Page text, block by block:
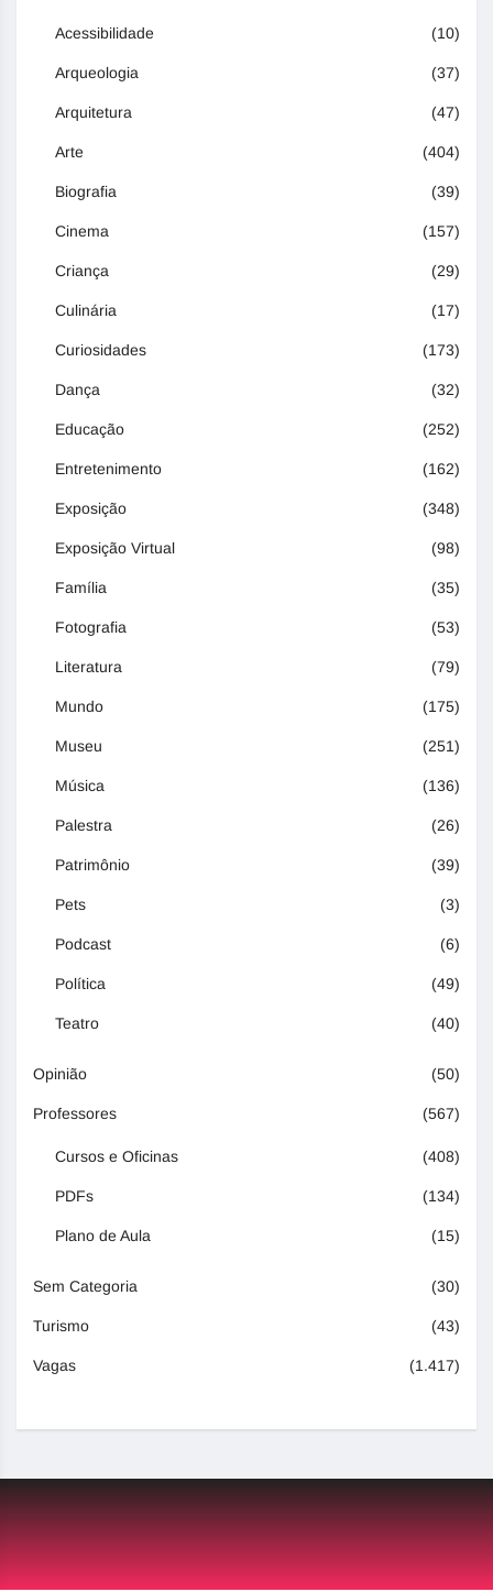
Acessibilidade (10)
Arqueologia (37)
Arquitetura (47)
Arte (404)
Biografia (39)
Cinema (157)
Criança (29)
Culinária (17)
Curiosidades (173)
Dança (32)
Educação (252)
Entretenimento (162)
Exposição (348)
Exposição Virtual (98)
Família (35)
Fotografia (53)
Literatura (79)
Mundo (175)
Museu (251)
Música (136)
Palestra (26)
Patrimônio (39)
Pets (3)
Podcast (6)
Política (49)
Teatro (40)
Opinião (50)
Professores (567)
Cursos e Oficinas (408)
PDFs (134)
Plano de Aula (15)
Sem Categoria (30)
Turismo (43)
Vagas (1.417)